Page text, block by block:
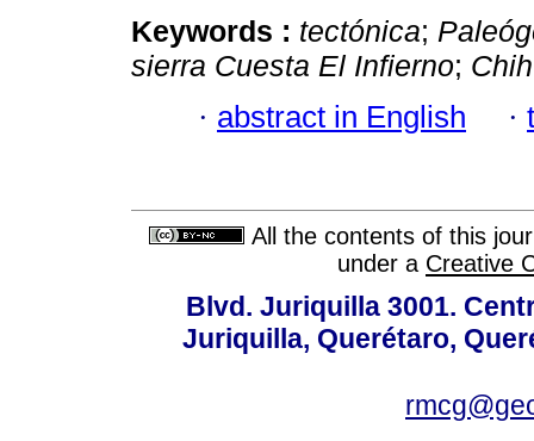
Keywords : tectónica;
sierra Cuesta El Infierno;
· abstract in English ·
All the contents of this
under a Creative
Blvd. Juriquilla 3001.
Juriquilla, Querétaro,